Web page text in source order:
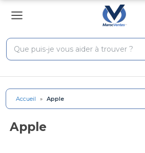
Accueil » Apple
Apple